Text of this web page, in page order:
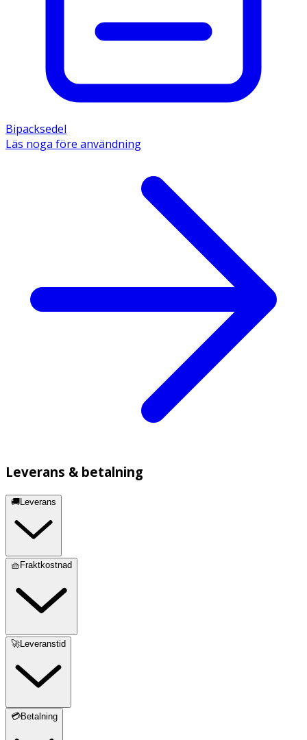
doseringsanvisningen.
Den aktiva substansen är Paracetamol 250 mg. Övriga
innehållsämnen är mannitol 419 mg, krospovidon,
aspartam, magnesium­stearat, poly­metakrylater, kolloidal
vattenfri kisel­dioxid, smakämne (jord­gubbs­smak
innehållande vanillin).
Bipacksedel
Läs noga före användning
Leverans & betalning
🚚Leverans
🧺Fraktkostnad
🚀Leveranstid
💳Betalning